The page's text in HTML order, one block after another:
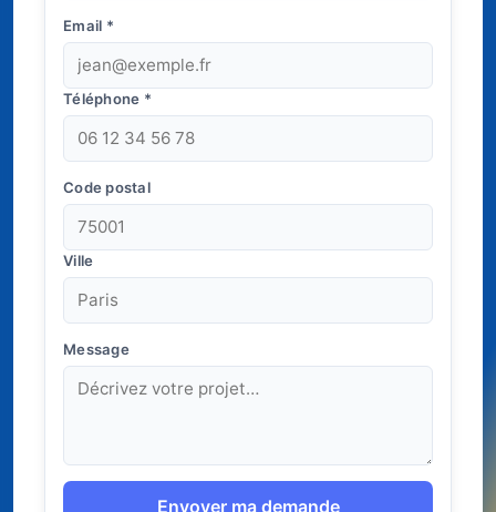
Email *
Téléphone *
Code postal
Ville
Message
Envoyer ma demande